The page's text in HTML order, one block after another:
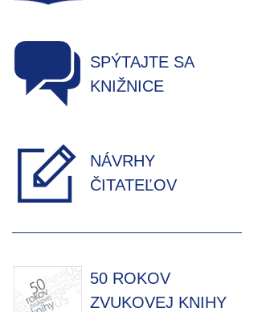
SPÝTAJTE SA
KNIŽNICE
NÁVRHY
ČITATEĽOV
50 ROKOV
ZVUKOVEJ KNIHY